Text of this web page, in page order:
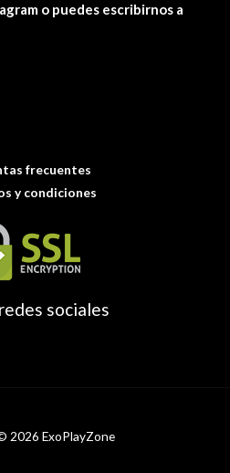
o puedes escribirnos a
frecuentes
y condiciones
sociales
2026 ExoPlayZone